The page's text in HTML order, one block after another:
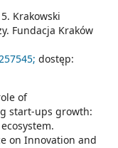
Krakowski
Fundacja Kraków
dostęp:
of
start-ups growth:
on Innovation and